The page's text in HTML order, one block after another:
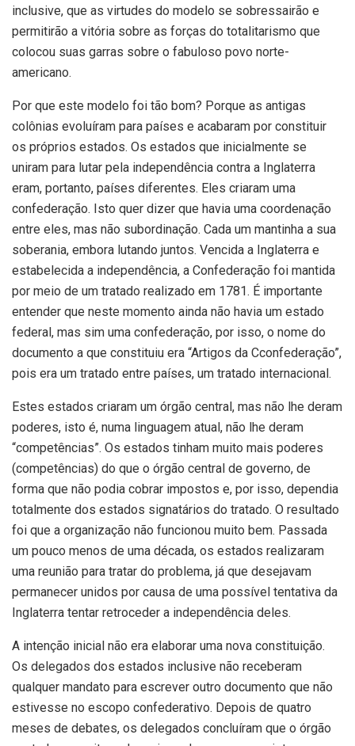
inclusive, que as virtudes do modelo se sobressairão e
permitirão a vitória sobre as forças do totalitarismo que
colocou suas garras sobre o fabuloso povo norte-
americano.
Por que este modelo foi tão bom? Porque as antigas
colônias evoluíram para países e acabaram por constituir
os próprios estados. Os estados que inicialmente se
uniram para lutar pela independência contra a Inglaterra
eram, portanto, países diferentes. Eles criaram uma
confederação. Isto quer dizer que havia uma coordenação
entre eles, mas não subordinação. Cada um mantinha a sua
soberania, embora lutando juntos. Vencida a Inglaterra e
estabelecida a independência, a Confederação foi mantida
por meio de um tratado realizado em 1781. É importante
entender que neste momento ainda não havia um estado
federal, mas sim uma confederação, por isso, o nome do
documento a que constituiu era “Artigos da Cconfederação”,
pois era um tratado entre países, um tratado internacional.
Estes estados criaram um órgão central, mas não lhe deram
poderes, isto é, numa linguagem atual, não lhe deram
“competências”. Os estados tinham muito mais poderes
(competências) do que o órgão central de governo, de
forma que não podia cobrar impostos e, por isso, dependia
totalmente dos estados signatários do tratado. O resultado
foi que a organização não funcionou muito bem. Passada
um pouco menos de uma década, os estados realizaram
uma reunião para tratar do problema, já que desejavam
permanecer unidos por causa de uma possível tentativa da
Inglaterra tentar retroceder a independência deles.
A intenção inicial não era elaborar uma nova constituição.
Os delegados dos estados inclusive não receberam
qualquer mandato para escrever outro documento que não
estivesse no escopo confederativo. Depois de quatro
meses de debates, os delegados concluíram que o órgão